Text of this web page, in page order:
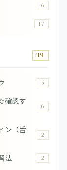
6
17
39
5
確認す
6
ン（舌
2
法 2